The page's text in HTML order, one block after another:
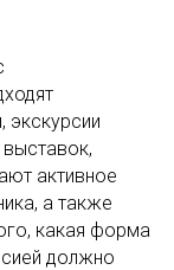
экскурсии
активное
а также
какая форма
должно